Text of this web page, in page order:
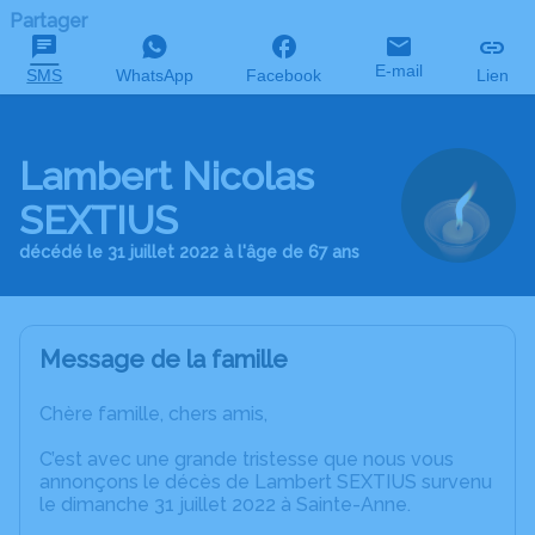
Partager
SMS WhatsApp Facebook E-mail Lien
Lambert Nicolas
SEXTIUS
décédé le 31 juillet 2022 à l'âge de 67 ans
Message de la famille
Chère famille, chers amis,
C’est avec une grande tristesse que nous vous
annonçons le décès de Lambert SEXTIUS survenu
le dimanche 31 juillet 2022 à Sainte-Anne.